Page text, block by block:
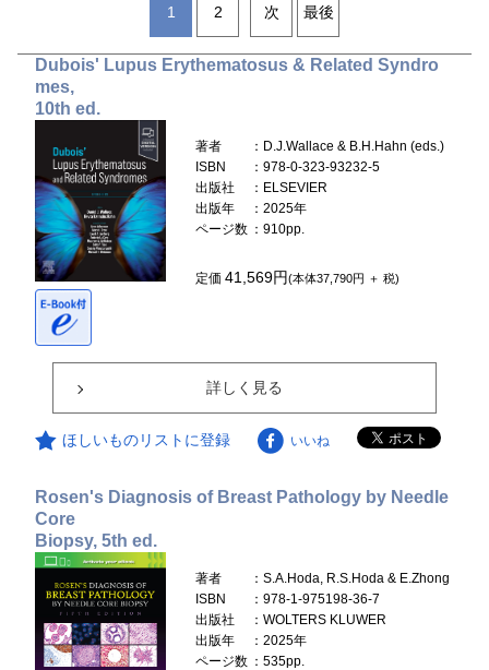
1 2 次 最後
Dubois' Lupus Erythematosus & Related Syndro
mes,
10th ed.
著者
：D.J.Wallace & B.H.Hahn (eds.)
ISBN
：978-0-323-93232-5
出版社
：ELSEVIER
出版年
：2025年
ページ数 ：910pp.
定価41,569円(本体37,790円 ＋ 税)
詳しく見る
ほしいものリストに登録 いいね
Rosen's Diagnosis of Breast Pathology by Needle
Core
Biopsy, 5th ed.
著者
：S.A.Hoda, R.S.Hoda & E.Zhong
ISBN
：978-1-975198-36-7
出版社
：WOLTERS KLUWER
出版年
：2025年
ページ数 ：535pp.